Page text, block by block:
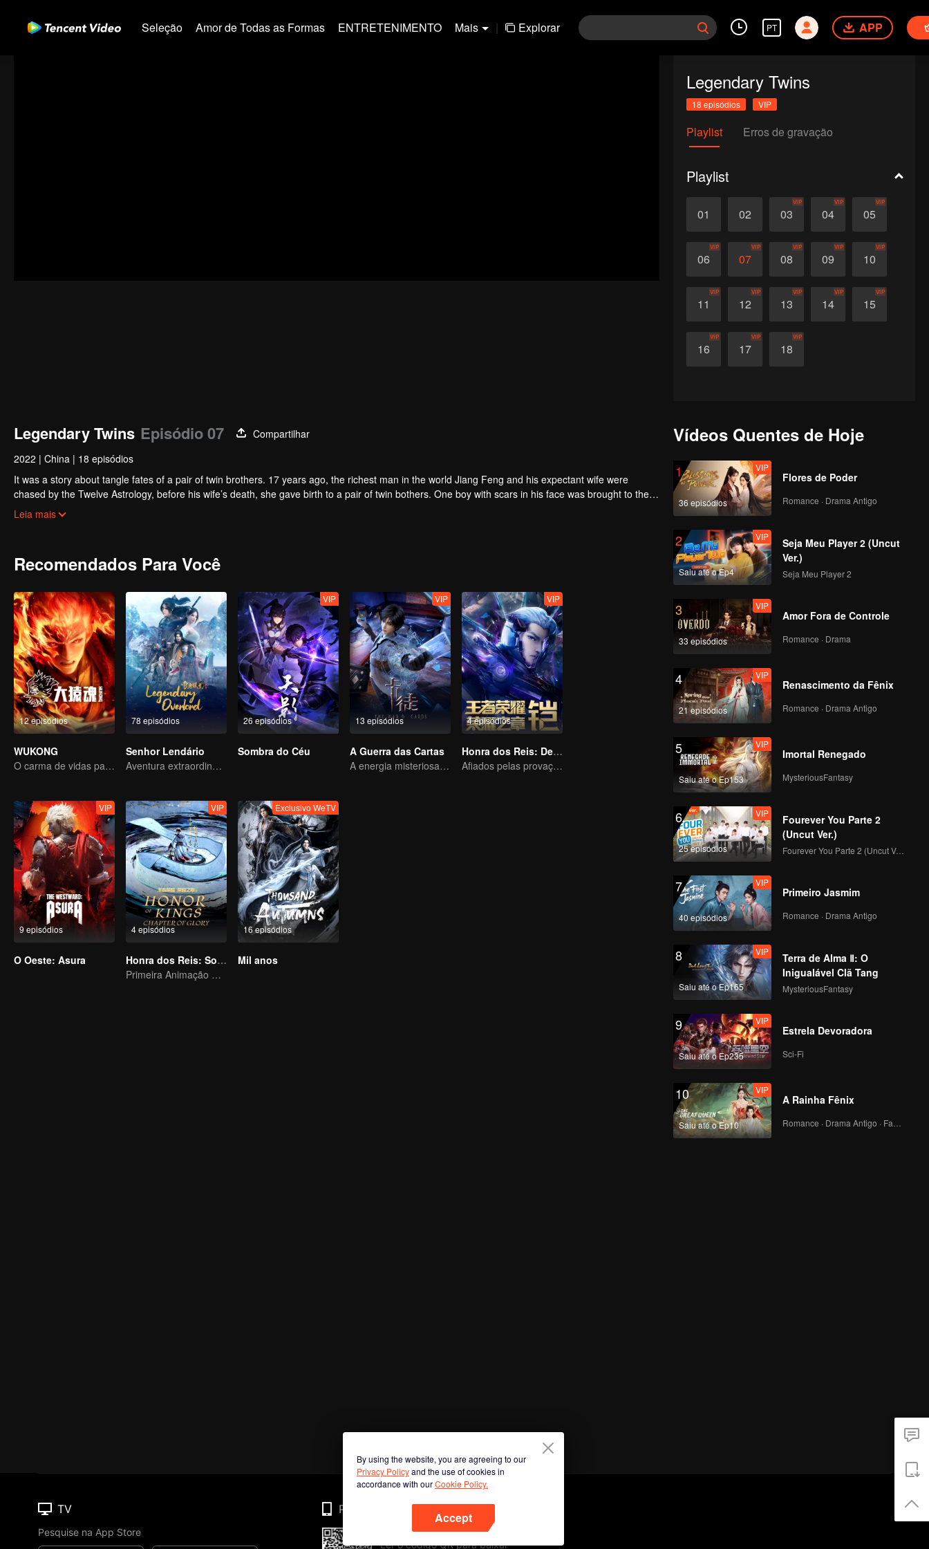
Seleção Amor de Todas as Formas ENTRETENIMENTO Mais | Explorar PT APP
Legendary Twins
18 episódios VIP
Playlist Erros de gravação
Playlist
01 02 03
VIP
04
VIP
05
VIP
06
VIP
07
VIP
08
VIP
09
VIP
10
VIP
11
VIP
12
VIP
13
VIP
14
VIP
15
VIP
16
VIP
17
VIP
18
VIP
Legendary Twins Episódio 07
Compartilhar
2022 | China | 18 episódios
It was a story about tangle fates of a pair of twin brothers. 17 years ago, the richest man in the world Jiang Feng and his expectant wife were
chased by the Twelve Astrology, before his wife’s death, she gave birth to a pair of twin bothers. One boy with scars in his face was brought to the
Villains' Valley, the other boy was brought to the forbidden area in the Martial arts World, Palace Yihua.
After many years, the young man with scars in his face Jiang Xiaoyu was brought up by five evils in the Villains' Valley and wanted to be the first
Leia mais
Recomendados Para Você
12 episódios
WUKONG
O carma de vidas passadas está destinado a destruir os céus.
78 episódios
Senhor Lendário
Aventura extraordinária, um adolescente renascido da adversidade
26 episódios
VIP
Sombra do Céu
13 episódios
VIP
A Guerra das Cartas
A energia misteriosa das cartas causou uma guerra, como Chen Mu lidou com isso?
4 episódios
VIP
Honra dos Reis: Destino
Afiados pelas provações, prontos para enfrentar o destino
9 episódios
VIP
O Oeste: Asura
4 episódios
VIP
Honra dos Reis: Sonho Eterno
Primeira Animação Oficial de Honra dos Reis
16 episódios
Exclusivo WeTV
Mil anos
Vídeos Quentes de Hoje
1
36 episódios
VIP
Flores de Poder
Romance · Drama Antigo
2
Saiu até o Ep4
VIP
Seja Meu Player 2 (Uncut
Ver.)
Seja Meu Player 2
3
33 episódios
VIP
Amor Fora de Controle
Romance · Drama
4
21 episódios
VIP
Renascimento da Fênix
Romance · Drama Antigo
5
Saiu até o Ep153
VIP
Imortal Renegado
MysteriousFantasy
6
25 episódios
VIP
Fourever You Parte 2
(Uncut Ver.)
Fourever You Parte 2 (Uncut Ver.)
7
40 episódios
VIP
Primeiro Jasmim
Romance · Drama Antigo
8
Saiu até o Ep165
VIP
Terra de Alma Ⅱ: O
Inigualável Clã Tang
MysteriousFantasy
9
Saiu até o Ep235
VIP
Estrela Devoradora
Sci-Fi
10
Saiu até o Ep10
VIP
A Rainha Fênix
By using the website, you are agreeing to our
Privacy Policyand the use of cookies in
accordance with ourCookie Policy.
Accept
TV
Pesquise na App Store
Phone
Ler o código QR para baixar